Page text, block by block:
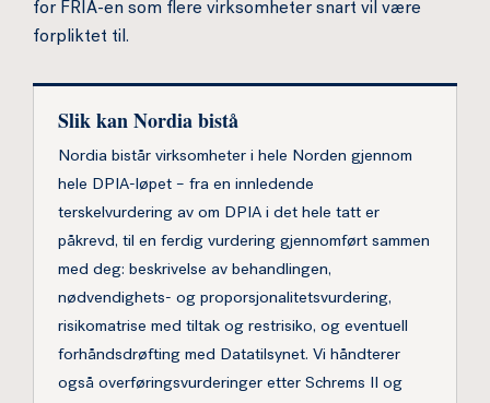
for FRIA-en som flere virksomheter snart vil være
forpliktet til.
Slik kan Nordia bistå
Nordia bistår virksomheter i hele Norden gjennom
hele DPIA-løpet – fra en innledende
terskelvurdering av om DPIA i det hele tatt er
påkrevd, til en ferdig vurdering gjennomført sammen
med deg: beskrivelse av behandlingen,
nødvendighets- og proporsjonalitetsvurdering,
risikomatrise med tiltak og restrisiko, og eventuell
forhåndsdrøfting med Datatilsynet. Vi håndterer
også overføringsvurderinger etter Schrems II og